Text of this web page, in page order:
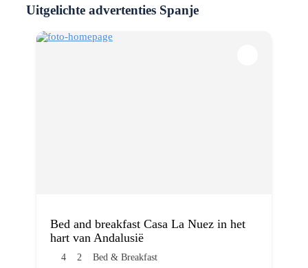
Uitgelichte advertenties Spanje
Bed and breakfast Casa La Nuez in het
hart van Andalusië
4 2
Bed & Breakfast